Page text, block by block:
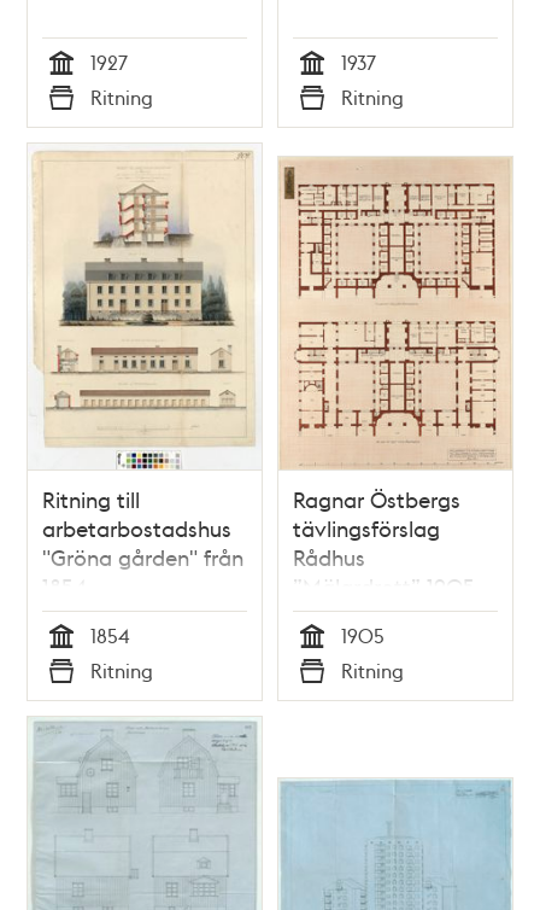
Tid
1927
Typ
Ritning Tid
1937
Typ
Ritning
Ritning till
arbetarbostadshus
"Gröna gården" från
1854
Tid
1854
Typ
Ritning
Ragnar Östbergs
tävlingsförslag
Rådhus
”Mälardrott” 1905,
tillägg fullständigt
fängelse, plan
källar- och
bottenvåning
Tid
1905
Typ
Ritning